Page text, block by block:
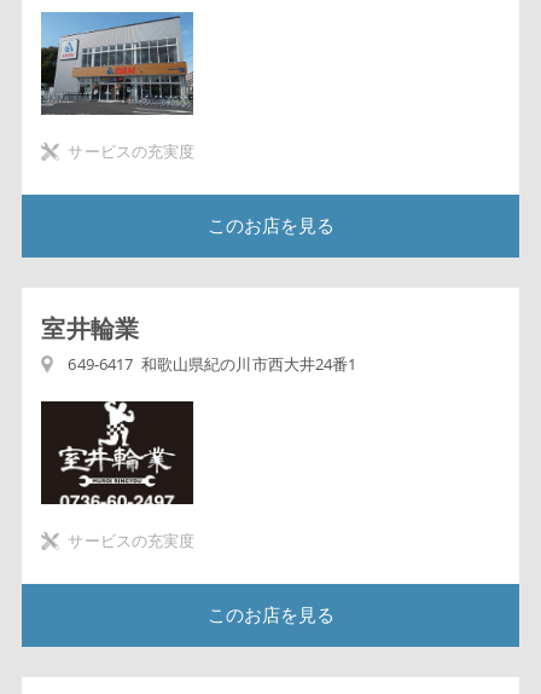
サービスの充実度
このお店を見る
室井輪業
649-6417 和歌山県紀の川市西大井24番1
サービスの充実度
このお店を見る